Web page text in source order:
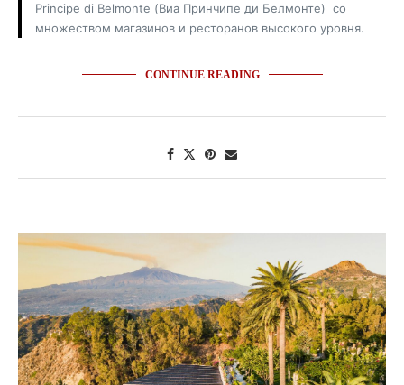
Principe di Belmonte (Виа Принчипе ди Белмонте) со
множеством магазинов и ресторанов высокого уровня.
CONTINUE READING